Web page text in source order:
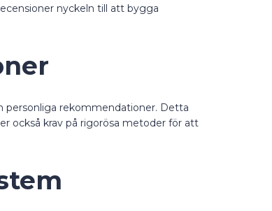
nyckeln till att bygga
personliga rekommendationer. Detta
också krav på rigorösa metoder för att